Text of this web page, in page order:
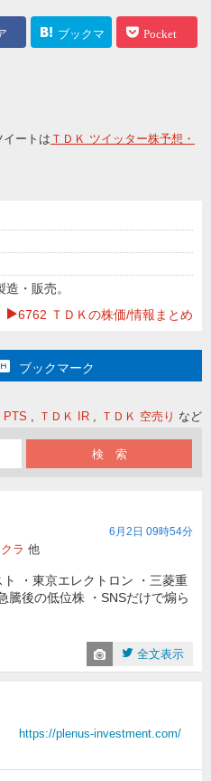
ブックマ Pocket
イートは ＴＤＫ ツイッター株予想・
・販売。
6762 ＴＤＫの株価/情報まとめ
ブックマーク
PTS ＴＤＫ IR ＴＤＫ 空売り など
6月2日 09時54分
ラ 他
・東京エレクトロン ・三菱重
後の低位株 ・SNSだけで煽ら
全文表示
https://plenus-investment.com/